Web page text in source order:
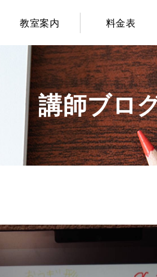
教室案内 料金表
講師ブロ